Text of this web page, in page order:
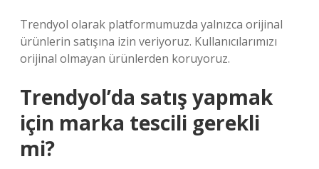
Trendyol olarak platformumuzda yalnızca orijinal
ürünlerin satışına izin veriyoruz. Kullanıcılarımızı
orijinal olmayan ürünlerden koruyoruz.
Trendyol’da satış yapmak
için marka tescili gerekli
mi?